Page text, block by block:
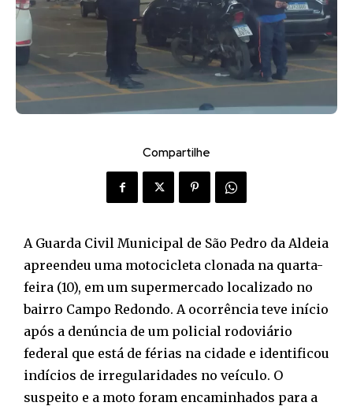
Compartilhe
A Guarda Civil Municipal de São Pedro da Aldeia
apreendeu uma motocicleta clonada na quarta-
feira (10), em um supermercado localizado no
bairro Campo Redondo. A ocorrência teve início
após a denúncia de um policial rodoviário
federal que está de férias na cidade e identificou
indícios de irregularidades no veículo. O
suspeito e a moto foram encaminhados para a